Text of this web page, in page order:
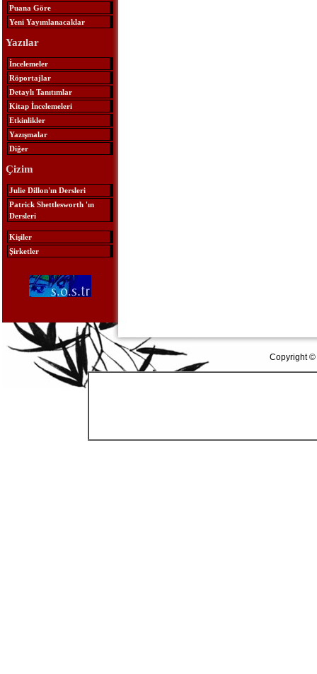
Puana Göre
Yeni Yayımlanacaklar
Yazılar
İncelemeler
Röportajlar
Detaylı Tanıtımlar
Kitap İncelemeleri
Etkinlikler
Yazışmalar
Diğer
Çizim
Julie Dillon'ın Dersleri
Patrick Shettlesworth 'ın
Dersleri
Kişiler
Şirketler
Copyright ©